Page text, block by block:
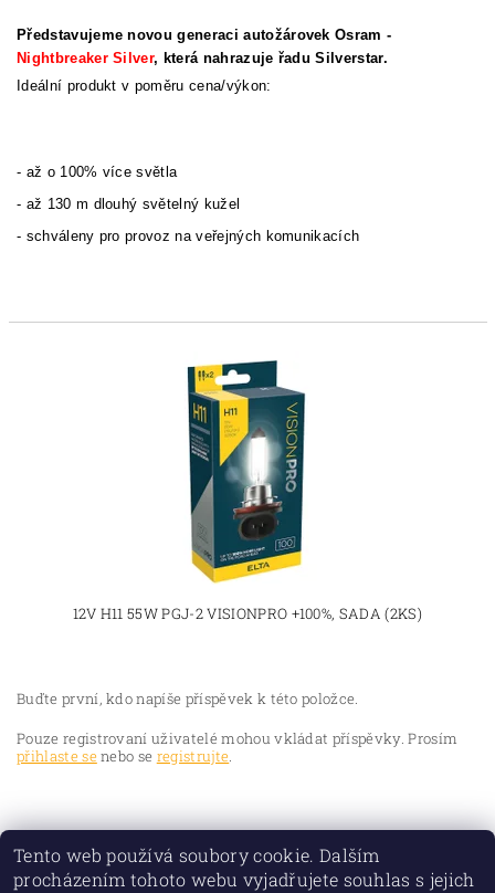
Představujeme novou generaci autožárovek Osram -
Nightbreaker Silver, která nahrazuje řadu Silverstar.
Ideální produkt v poměru cena/výkon:
- až o 100% více světla
- až 130 m dlouhý světelný kužel
- schváleny pro provoz na veřejných komunikacích
12V H11 55W PGJ-2 VISIONPRO +100%, SADA (2KS)
Buďte první, kdo napíše příspěvek k této položce.
Pouze registrovaní uživatelé mohou vkládat příspěvky. Prosím
přihlaste senebo se registrujte.
Tento web používá soubory cookie. Dalším
procházením tohoto webu vyjadřujete souhlas s jejich